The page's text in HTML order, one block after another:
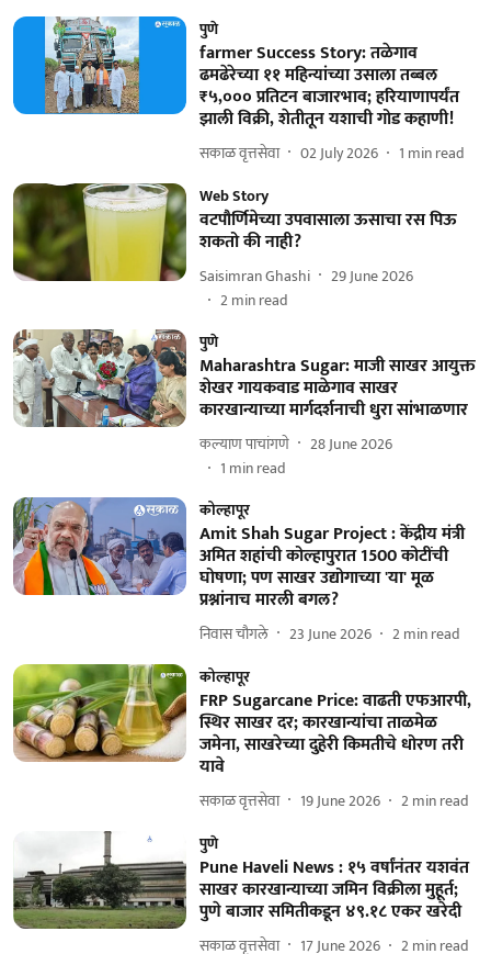
पुणे
farmer Success Story: तळेगाव
ढमढेरेच्या ११ महिन्यांच्या उसाला तब्बल
₹५,००० प्रतिटन बाजारभाव; हरियाणापर्यंत
झाली विक्री, शेतीतून यशाची गोड कहाणी!
सकाळ वृत्तसेवा 02 July 2026 1 min read
Web Story
वटपौर्णिमेच्या उपवासाला ऊसाचा रस पिऊ
शकतो की नाही?
Saisimran Ghashi
29 June 2026
2min read
पुणे
Maharashtra Sugar: माजी साखर आयुक्त
शेखर गायकवाड माळेगाव साखर
कारखान्याच्या मार्गदर्शनाची धुरा सांभाळणार
कल्याण पाचांगणे
28 June 2026
1 min read
कोल्हापूर
Amit Shah Sugar Project : केंद्रीय मंत्री
अमित शहांची कोल्हापुरात 1500 कोटींची
घोषणा; पण साखर उद्योगाच्या 'या' मूळ
प्रश्नांनाच मारली बगल?
निवास चौगले 23 June 2026 2min read
कोल्हापूर
FRP Sugarcane Price: वाढती एफआरपी,
स्थिर साखर दर; कारखान्यांचा ताळमेळ
जमेना, साखरेच्या दुहेरी किमतीचे धोरण तरी
यावे
सकाळ वृत्तसेवा 19 June 2026 2min read
पुणे
Pune Haveli News : १५ वर्षांनंतर यशवंत
साखर कारखान्याच्या जमिन विक्रीला मुहूर्त;
पुणे बाजार समितीकडून ४९.१८ एकर खरेदी
सकाळ वृत्तसेवा 17 June 2026 2min read